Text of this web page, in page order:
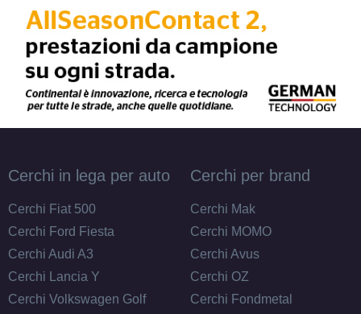
Cerchi in lega per auto
Cerchi Fiat 500
Cerchi Ford Fiesta
Cerchi Audi A3
Cerchi Lancia Y
Cerchi Volkswagen Golf
Cerchi per brand
Cerchi Mak
Cerchi MOMO
Cerchi Avus
Cerchi OZ
Cerchi Fondmetal